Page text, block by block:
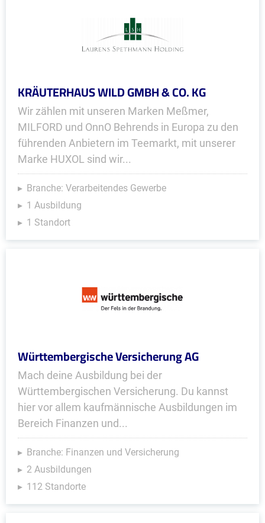
KRÄUTERHAUS WILD GMBH & CO. KG
Wir zählen mit unseren Marken Meßmer,
MILFORD und OnnO Behrends in Europa zu den
führenden Anbietern im Teemarkt, mit unserer
Marke HUXOL sind wir...
Branche: Verarbeitendes Gewerbe
1 Ausbildung
1 Standort
Württembergische Versicherung AG
Mach deine Ausbildung bei der
Württembergischen Versicherung. Du kannst
hier vor allem kaufmännische Ausbildungen im
Bereich Finanzen und...
Branche: Finanzen und Versicherung
2 Ausbildungen
112 Standorte